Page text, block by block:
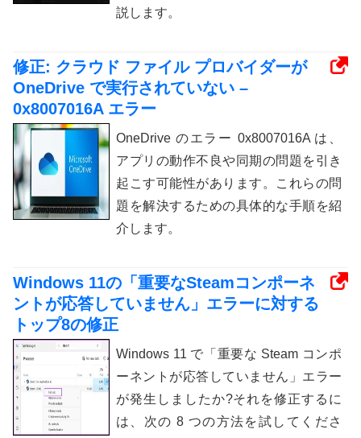
説します。
修正: クラウド ファイル プロバイダーが
OneDrive で実行されていない –
0x8007016A エラー
OneDrive のエラー 0x8007016A は、
アプリの動作不良や同期の問題を引き
起こす可能性があります。これらの問
題を解決するための具体的な手順を紹
介します。
Windows 11の「重要なSteamコンポーネ
ントが応答していません」エラーに対する
トップ8の修正
Windows 11 で「重要な Steam コンポ
ーネントが応答していません」エラー
が発生しましたか?それを修正するに
は、次の 8 つの方法を試してくださ